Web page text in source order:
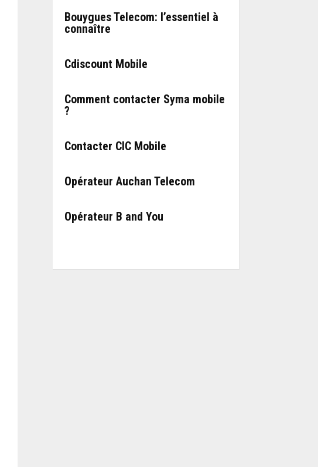
Bouygues Telecom: l’essentiel à
connaître
Cdiscount Mobile
Comment contacter Syma mobile
?
Contacter CIC Mobile
Opérateur Auchan Telecom
Opérateur B and You